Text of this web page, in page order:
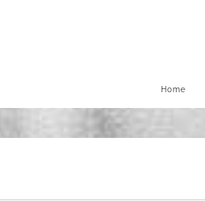
Home